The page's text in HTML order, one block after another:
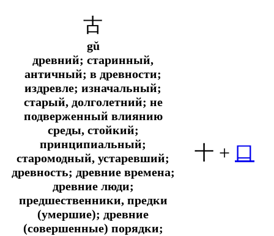
古
gǔ
древний; старинный,
античный; в древности;
издревле; изначальный;
старый, долголетний; не
подверженный влиянию
среды, стойкий;
принципиальный;
старомодный, устаревший;
древность; древние времена;
древние люди;
предшественники, предки
(умершие); древние
(совершенные) порядки;
十 + 口